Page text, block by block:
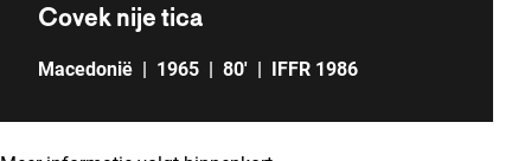
Covek nije tica
Macedonië | 1965 | 80' | IFFR 1986